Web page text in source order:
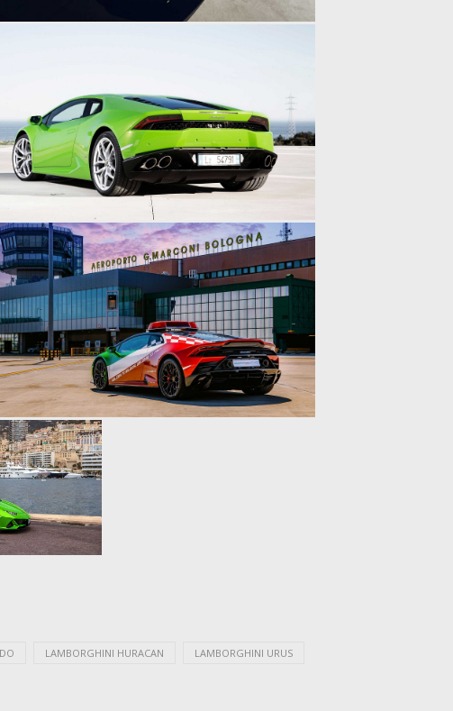
LAMBORGHINI HURACAN LAMBORGHINI URUS